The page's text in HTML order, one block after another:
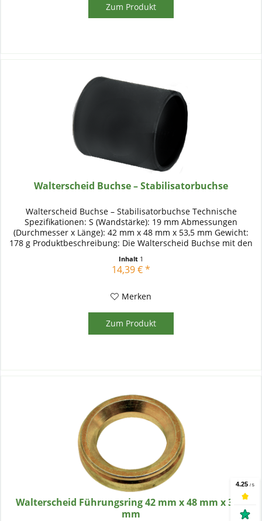
Zum Produkt
Walterscheid Buchse – Stabilisatorbuchse
Walterscheid Buchse – Stabilisatorbuchse Technische
Spezifikationen: S (Wandstärke): 19 mm Abmessungen
(Durchmesser x Länge): 42 mm x 48 mm x 53,5 mm Gewicht:
178 g Produktbeschreibung: Die Walterscheid Buchse mit den
Inhalt 1
14,39 € *
Merken
Zum Produkt
Walterscheid Führungsring 42 mm x 48 mm x 32,5
mm